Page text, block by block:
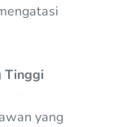
Tinggi
yang